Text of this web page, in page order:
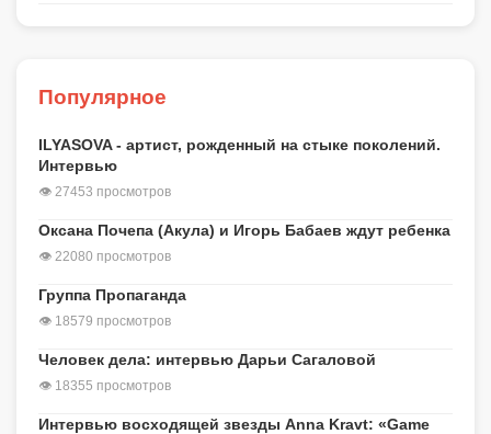
Популярное
ILYASOVA - артист, рожденный на стыке поколений.
Интервью
👁 27453 просмотров
Оксана Почепа (Акула) и Игорь Бабаев ждут ребенка
👁 22080 просмотров
Группа Пропаганда
👁 18579 просмотров
Человек дела: интервью Дарьи Сагаловой
👁 18355 просмотров
Интервью восходящей звезды Anna Kravt: «Game